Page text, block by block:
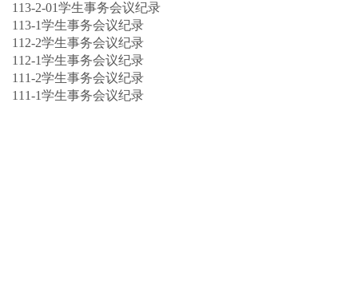
113-2-01学生事务会议纪录
113-1学生事务会议纪录
112-2学生事务会议纪录
112-1学生事务会议纪录
111-2学生事务会议纪录
111-1学生事务会议纪录